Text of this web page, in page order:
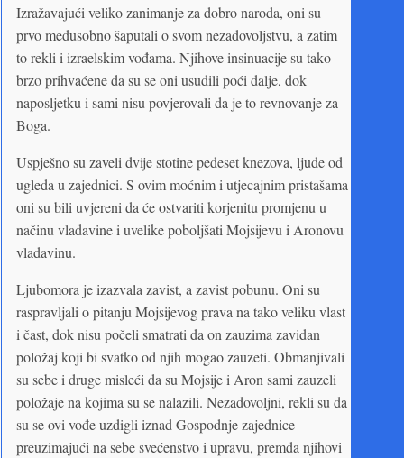
Izražavajući veliko zanimanje za dobro naroda, oni su
prvo međusobno šaputali o svom nezadovoljstvu, a zatim
to rekli i izraelskim vođama. Njihove insinuacije su tako
brzo prihvaćene da su se oni usudili poći dalje, dok
naposljetku i sami nisu povjerovali da je to revnovanje za
Boga.
Uspješno su zaveli dvije stotine pedeset knezova, ljude od
ugleda u zajednici. S ovim moćnim i utjecajnim pristašama
oni su bili uvjereni da će ostvariti korjenitu promjenu u
načinu vladavine i uvelike poboljšati Mojsijevu i Aronovu
vladavinu.
Ljubomora je izazvala zavist, a zavist pobunu. Oni su
raspravljali o pitanju Mojsijevog prava na tako veliku vlast
i čast, dok nisu počeli smatrati da on zauzima zavidan
položaj koji bi svatko od njih mogao zauzeti. Obmanjivali
su sebe i druge misleći da su Mojsije i Aron sami zauzeli
položaje na kojima su se nalazili. Nezadovoljni, rekli su da
su se ovi vođe uzdigli iznad Gospodnje zajednice
preuzimajući na sebe svećenstvo i upravu, premda njihovi